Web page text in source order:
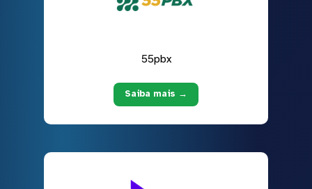
55pbx
Saiba mais →